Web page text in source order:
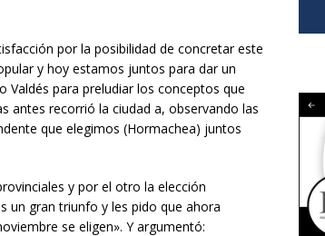
por la posibilidad de concretar este
y hoy estamos juntos para dar un
Valdés para preludiar los conceptos que
antes recorrió la ciudad a, observando las
que elegimos (Hormachea) juntos
y por el otro la elección
un gran triunfo y les pido que ahora
se eligen». Y argumentó: